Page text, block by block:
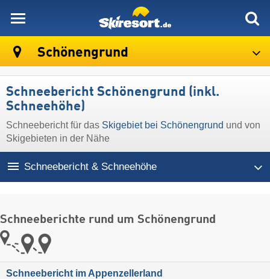
Schönengrund
Schneebericht Schönengrund (inkl.
Schneehöhe)
Schneebericht für das Skigebiet bei Schönengrund und von
Skigebieten in der Nähe
Schneebericht & Schneehöhe
Schneeberichte rund um Schönengrund
Schneebericht im Appenzellerland